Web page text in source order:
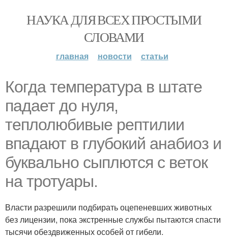
НАУКА ДЛЯ ВСЕХ ПРОСТЫМИ
СЛОВАМИ
главная новости статьи
Когда температура в штате
падает до нуля,
теплолюбивые рептилии
впадают в глубокий анабиоз и
буквально сыплются с веток
на тротуары.
Власти разрешили подбирать оцепеневших животных
без лицензии, пока экстренные службы пытаются спасти
тысячи обездвиженных особей от гибели.